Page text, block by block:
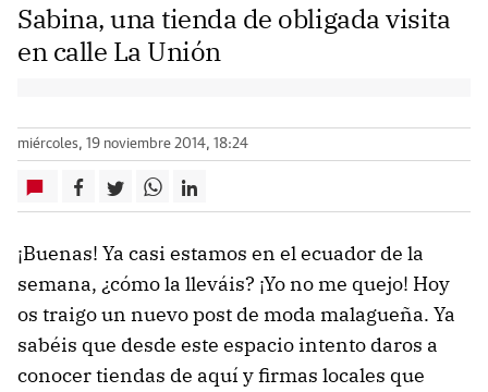
Sabina, una tienda de obligada visita
en calle La Unión
miércoles, 19 noviembre 2014, 18:24
¡Buenas! Ya casi estamos en el ecuador de la
semana, ¿cómo la lleváis? ¡Yo no me quejo! Hoy
os traigo un nuevo post de moda malagueña. Ya
sabéis que desde este espacio intento daros a
conocer tiendas de aquí y firmas locales que